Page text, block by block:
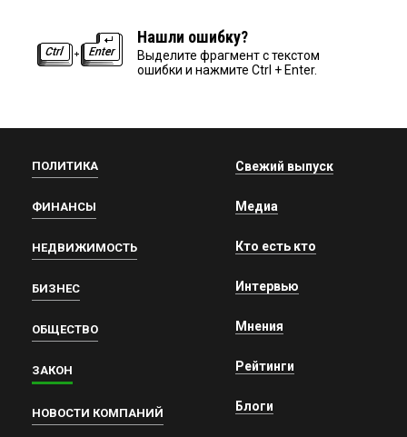
Нашли ошибку?
Выделите фрагмент с текстом
ошибки и нажмите Ctrl + Enter.
ПОЛИТИКА
ФИНАНСЫ
НЕДВИЖИМОСТЬ
БИЗНЕС
ОБЩЕСТВО
ЗАКОН
НОВОСТИ КОМПАНИЙ
Свежий выпуск
Медиа
Кто есть кто
Интервью
Мнения
Рейтинги
Блоги